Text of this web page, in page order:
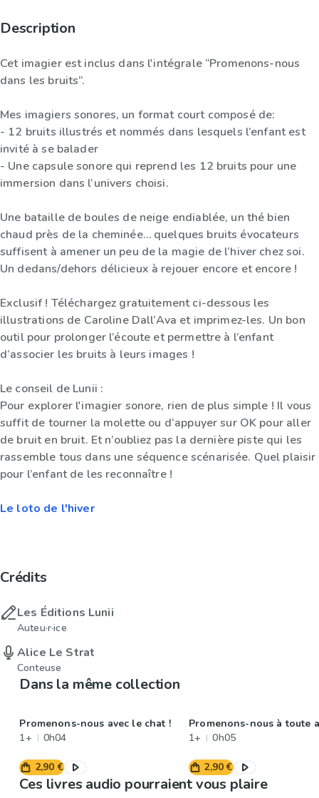
Description
Cet imagier est inclus dans l'intégrale “Promenons-nous
dans les bruits”.
Mes imagiers sonores, un format court composé de:
- 12 bruits illustrés et nommés dans lesquels l’enfant est
invité à se balader
- Une capsule sonore qui reprend les 12 bruits pour une
immersion dans l’univers choisi.
Une bataille de boules de neige endiablée, un thé bien
chaud près de la cheminée… quelques bruits évocateurs
suffisent à amener un peu de la magie de l’hiver chez soi.
Un dedans/dehors délicieux à rejouer encore et encore !
Exclusif ! Téléchargez gratuitement ci-dessous les
illustrations de Caroline Dall’Ava et imprimez-les. Un bon
outil pour prolonger l’écoute et permettre à l’enfant
d’associer les bruits à leurs images !
Le conseil de Lunii :
Pour explorer l'imagier sonore, rien de plus simple ! Il vous
suffit de tourner la molette ou d’appuyer sur OK pour aller
de bruit en bruit. Et n’oubliez pas la dernière piste qui les
rassemble tous dans une séquence scénarisée. Quel plaisir
pour l’enfant de les reconnaître !
Le loto de l'hiver
Crédits
Les Éditions Lunii
Auteu·r·ice
Alice Le Strat
Conteuse
Dans la même collection
Promenons-nous avec le chat !
1+
0h04
2,90 €
Promenons-nous à toute
1+
0h05
2,90 €
Ces livres audio pourraient vous plaire